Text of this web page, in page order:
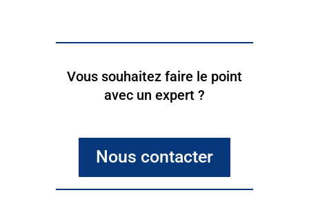
Vous souhaitez faire le point
avec un expert ?
Nous contacter